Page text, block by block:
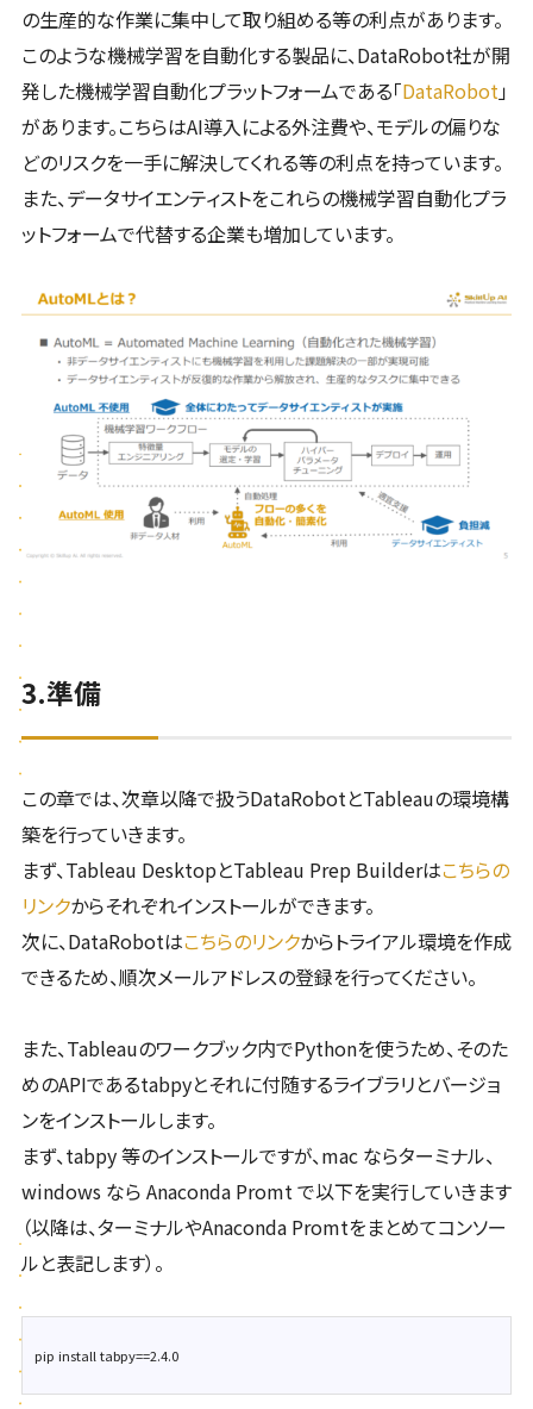
の生産的な作業に集中して取り組める等の利点があります。
このような機械学習を自動化する製品に、DataRobot社が開
発した機械学習自動化プラットフォームである「DataRobot」
があります。こちらはAI導入による外注費や、モデルの偏りな
どのリスクを一手に解決してくれる等の利点を持っています。
また、データサイエンティストをこれらの機械学習自動化プラ
ットフォームで代替する企業も増加しています。
3.準備
この章では、次章以降で扱うDataRobotとTableauの環境構
築を行っていきます。
まず、Tableau DesktopとTableau Prep Builderはこちらの
リンクからそれぞれインストールができます。
次に、DataRobotはこちらのリンクからトライアル環境を作成
できるため、順次メールアドレスの登録を行ってください。
また、Tableauのワークブック内でPythonを使うため、そのた
めのAPIであるtabpyとそれに付随するライブラリとバージョ
ンをインストールします。
まず、tabpy 等のインストールですが、mac ならターミナル、
windows なら Anaconda Promt で以下を実行していきます
（以降は、ターミナルやAnaconda Promtをまとめてコンソー
ルと表記します）。
pip install tabpy==2.4.0